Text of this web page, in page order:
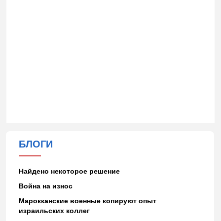
БЛОГИ
Найдено некоторое решение
Война на износ
Марокканские военные копируют опыт
израильских коллег